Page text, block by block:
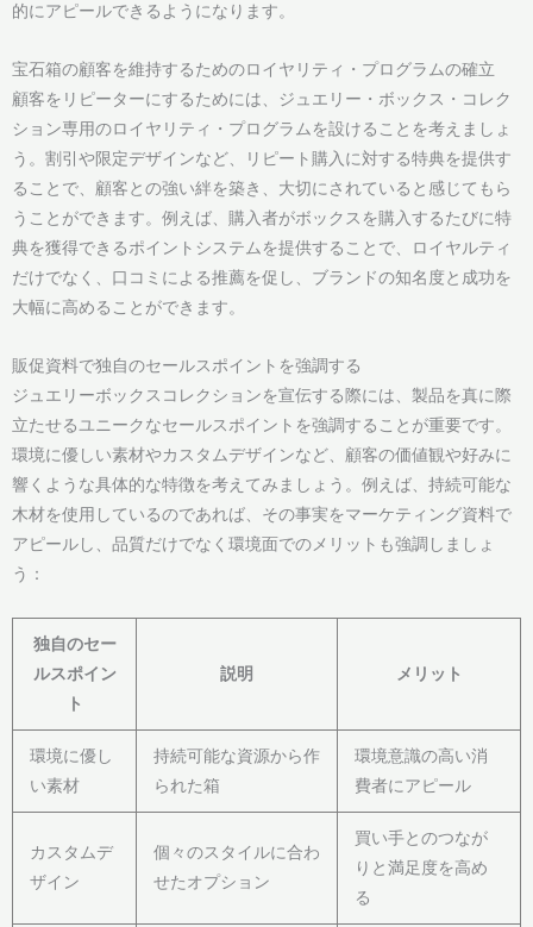
的にアピールできるようになります。
宝石箱の顧客を維持するためのロイヤリティ・プログラムの確立
顧客をリピーターにするためには、ジュエリー・ボックス・コレク
ション専用のロイヤリティ・プログラムを設けることを考えましょ
う。割引や限定デザインなど、リピート購入に対する特典を提供す
ることで、顧客との強い絆を築き、大切にされていると感じてもら
うことができます。例えば、購入者がボックスを購入するたびに特
典を獲得できるポイントシステムを提供することで、ロイヤルティ
だけでなく、口コミによる推薦を促し、ブランドの知名度と成功を
大幅に高めることができます。
販促資料で独自のセールスポイントを強調する
ジュエリーボックスコレクションを宣伝する際には、製品を真に際
立たせるユニークなセールスポイントを強調することが重要です。
環境に優しい素材やカスタムデザインなど、顧客の価値観や好みに
響くような具体的な特徴を考えてみましょう。例えば、持続可能な
木材を使用しているのであれば、その事実をマーケティング資料で
アピールし、品質だけでなく環境面でのメリットも強調しましょ
う：
独自のセー
ルスポイン
ト
説明 メリット
環境に優し
い素材
持続可能な資源から作
られた箱
環境意識の高い消
費者にアピール
カスタムデ
ザイン
個々のスタイルに合わ
せたオプション
買い手とのつなが
りと満足度を高め
る